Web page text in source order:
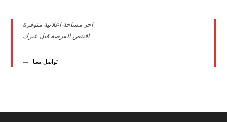
اخر مساحة اعلانية متوفرة
اقتنص الفرصة قبل غيرك
تواصل معنا